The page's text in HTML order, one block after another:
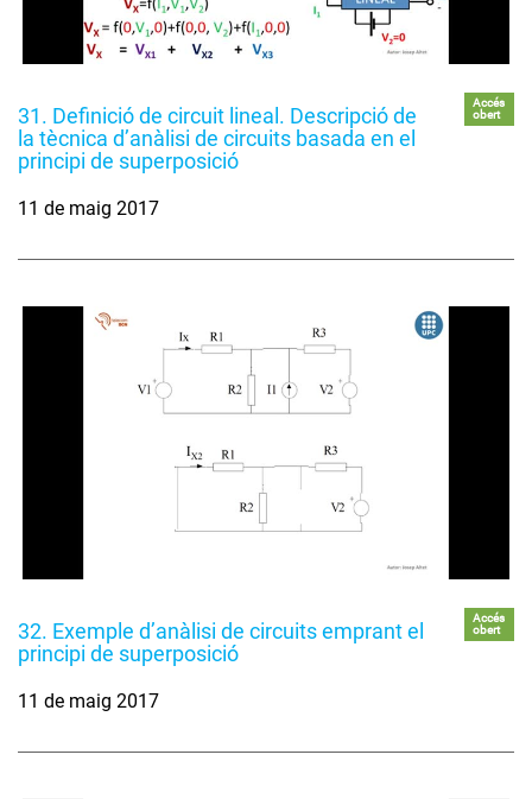
31. Definició de circuit lineal. Descripció de
la tècnica d’anàlisi de circuits basada en el
principi de superposició
Accés
obert
11 de maig 2017
32. Exemple d’anàlisi de circuits emprant el
principi de superposició
Accés
obert
11 de maig 2017